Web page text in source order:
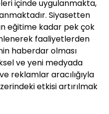
içinde uygulanmakta,
Siyasetten
eğitime kadar pek çok
faaliyetlerden
haberdar olması
ve yeni medyada
reklamlar aracılığıyla
etkisi artırılmak